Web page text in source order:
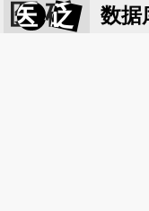
医 砭 数据